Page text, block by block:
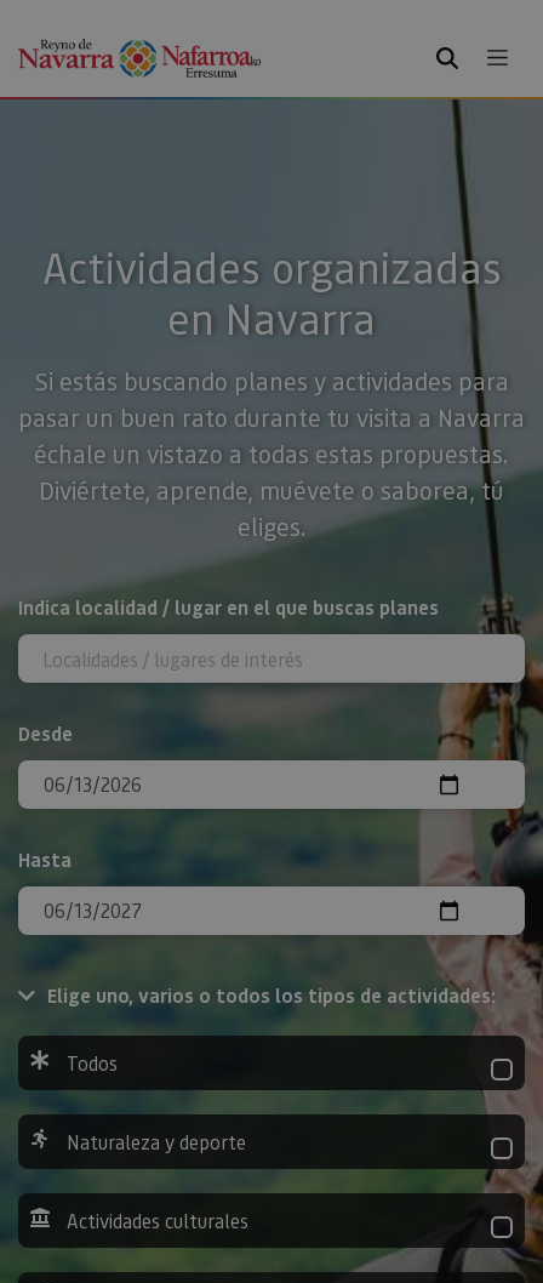
BUSCAR
Actividades organizadas
en Navarra
Si estás buscando planes y actividades para
pasar un buen rato durante tu visita a Navarra
échale un vistazo a todas estas propuestas.
Diviértete, aprende, muévete o saborea, tú
eliges.
BUSCAR
Indica localidad / lugar en el que buscas planes
Desde
Hasta
Elige uno, varios o todos los tipos de actividades:
Todos
Naturaleza y deporte
Actividades culturales